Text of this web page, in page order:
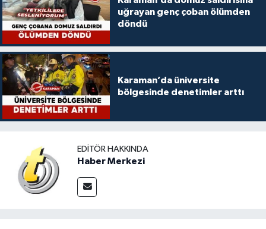
uğrayan genç çoban ölümden
döndü
Karaman’da üniversite
bölgesinde denetimler arttı
EDITÖR HAKKINDA
Haber Merkezi